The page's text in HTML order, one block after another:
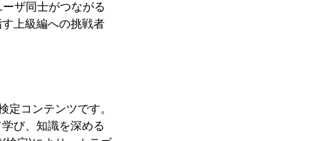
ザ同士がつながる
上級編への挑戦者
コンテンツです。
び、知識を深める